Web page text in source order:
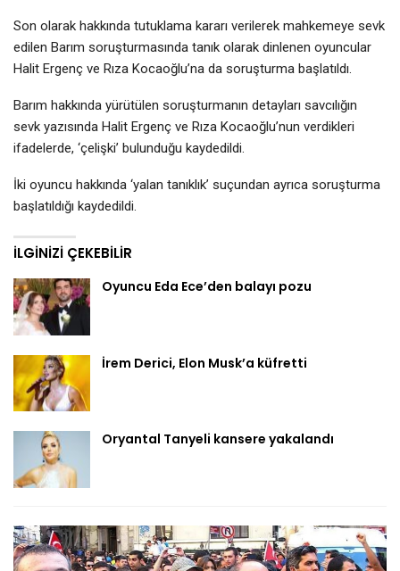
Son olarak hakkında tutuklama kararı verilerek mahkemeye sevk
edilen Barım soruşturmasında tanık olarak dinlenen oyuncular
Halit Ergenç ve Rıza Kocaoğlu’na da soruşturma başlatıldı.
Barım hakkında yürütülen soruşturmanın detayları savcılığın
sevk yazısında Halit Ergenç ve Rıza Kocaoğlu’nun verdikleri
ifadelerde, ‘çelişki’ bulunduğu kaydedildi.
İki oyuncu hakkında ‘yalan tanıklık’ suçundan ayrıca soruşturma
başlatıldığı kaydedildi.
İLGINIZI ÇEKEBILIR
Oyuncu Eda Ece’den balayı pozu
İrem Derici, Elon Musk’a küfretti
Oryantal Tanyeli kansere yakalandı